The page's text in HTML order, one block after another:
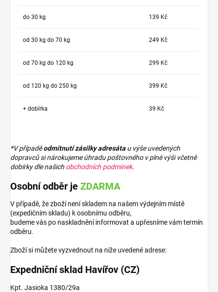
do 30 kg 139 Kč
od 30 kg do 70 kg 249 Kč
od 70 kg do 120 kg 299 Kč
od 120 kg do 250 kg 399 Kč
+ dobírka 39 Kč
*V případěodmítnutí zásilky adresáta u výše uvedených
dopravců si nárokujeme úhradu poštovného v plné výši včetně
dobírky dle našich obchodních podmínek.
Osobní odběr je ZDARMA
V případě, že zboží není skladem na našem výdejním místě
(expedičním skladu) k osobnímu odběru,
budeme vás po naskladnění informovat a upřesníme vám termín
odběru.
Zboží si můžete vyzvednout na níže uvedené adrese:
Expedniční sklad Havířov (CZ)
Kpt. Jasioka 1380/29a